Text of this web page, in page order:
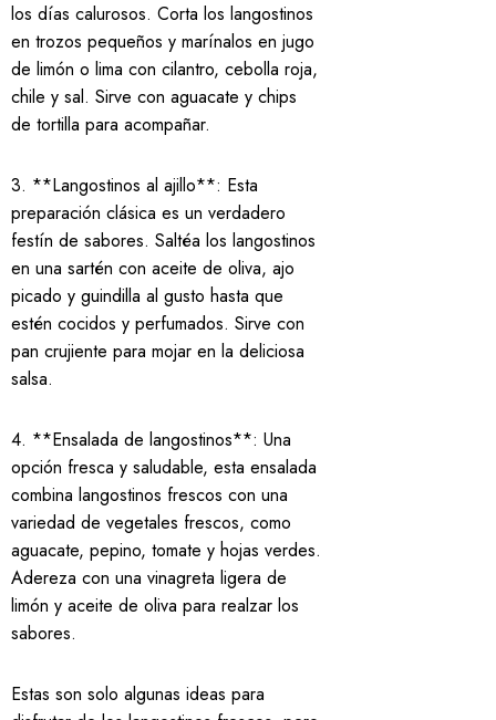
los días calurosos. Corta los langostinos
en trozos pequeños y marínalos en jugo
de limón o lima con cilantro, cebolla roja,
chile y sal. Sirve con aguacate y chips
de tortilla para acompañar.
3. **Langostinos al ajillo**: Esta
preparación clásica es un verdadero
festín de sabores. Saltéa los langostinos
en una sartén con aceite de oliva, ajo
picado y guindilla al gusto hasta que
estén cocidos y perfumados. Sirve con
pan crujiente para mojar en la deliciosa
salsa.
4. **Ensalada de langostinos**: Una
opción fresca y saludable, esta ensalada
combina langostinos frescos con una
variedad de vegetales frescos, como
aguacate, pepino, tomate y hojas verdes.
Adereza con una vinagreta ligera de
limón y aceite de oliva para realzar los
sabores.
Estas son solo algunas ideas para